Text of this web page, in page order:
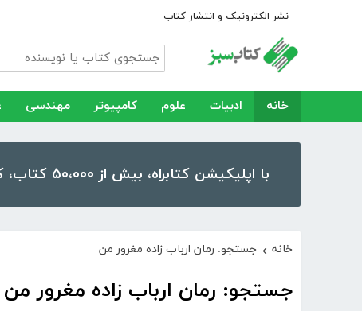
نشر الکترونیک و انتشار کتاب
خانه ادبیات علوم کامپیوتر مهندسی
با اپلیکیشن کتابراه، بیش از ۵۰،۰۰۰ کتاب، کتاب صوتی و رمان را در موبایل و تبلت خود داشته باشید!
خانه › جستجو: رمان ارباب زاده مغرور من
جستجو: رمان ارباب زاده مغرور من